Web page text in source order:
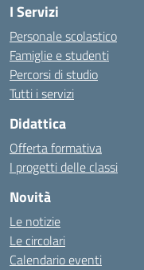
I Servizi
Personale scolastico
Famiglie e studenti
Percorsi di studio
Tutti i servizi
Didattica
Offerta formativa
I progetti delle classi
Novità
Le notizie
Le circolari
Calendario eventi